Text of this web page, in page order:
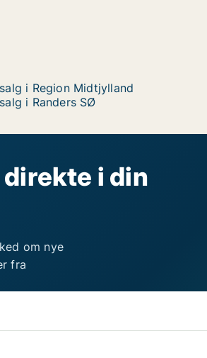
i Region Midtjylland
i Randers SØ
i din
om nye
fra